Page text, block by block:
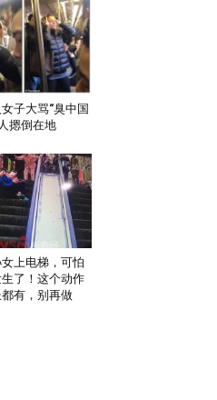
子大骂“臭中国
摁倒在地
上电梯，可怕
了！这个动作
有，别再做